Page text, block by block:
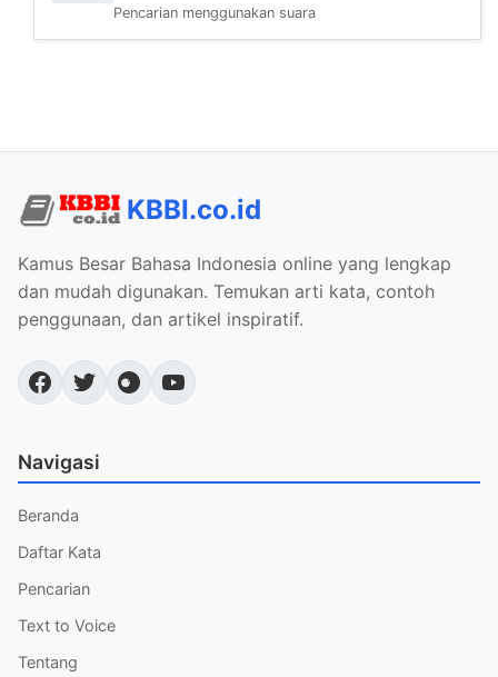
Pencarian menggunakan suara
KBBI.co.id
Kamus Besar Bahasa Indonesia online yang lengkap
dan mudah digunakan. Temukan arti kata, contoh
penggunaan, dan artikel inspiratif.
Navigasi
Beranda
Daftar Kata
Pencarian
Text to Voice
Tentang